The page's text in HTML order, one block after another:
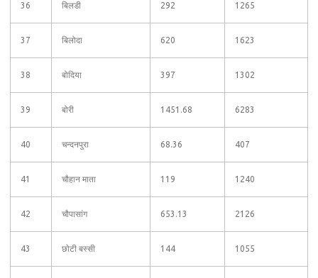
36 बिलडी 292 1265
37 बिलोदा 620 1623
38 बोदिया 397 1302
39 बोरी 1451.68 6283
40 चन्दनपुरा 68.36 407
41 चौहान माता 119 1240
42 चौपासांग 653.13 2126
43 छोटी बस्सी 144 1055